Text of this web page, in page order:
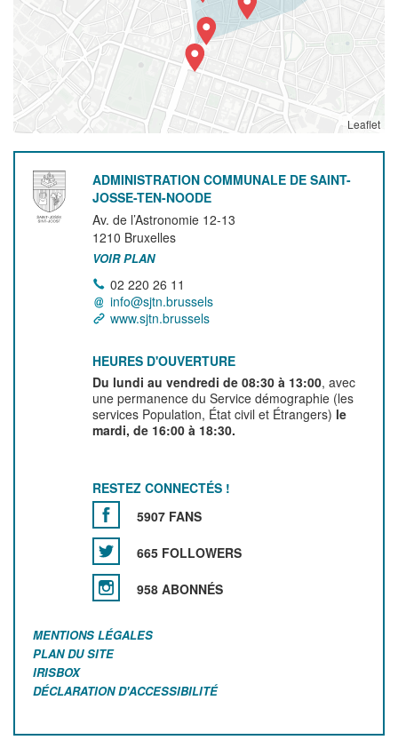
Leaflet
ADMINISTRATION COMMUNALE DE SAINT-
JOSSE-TEN-NOODE
Av. de l’Astronomie 12-13
1210 Bruxelles
VOIR PLAN
02 220 26 11
info@sjtn.brussels
www.sjtn.brussels
HEURES D'OUVERTURE
Du lundi au vendredi de 08:30 à 13:00, avec
une permanence du Service démographie (les
services Population, État civil et Étrangers) le
mardi, de 16:00 à 18:30.
RESTEZ CONNECTÉS !
5907 FANS
665 FOLLOWERS
958 ABONNÉS
MENTIONS LÉGALES
PLAN DU SITE
IRISBOX
DÉCLARATION D'ACCESSIBILITÉ